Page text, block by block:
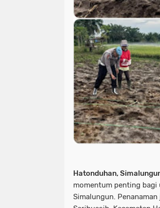
Hatonduhan,
momentum penting bagi
Simalungun.